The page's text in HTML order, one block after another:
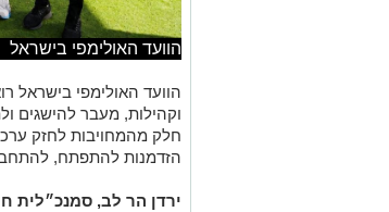
הוועד האולימפי בישראל
הוועד האולימפי בישראל
וקהילות, מעבר להישגים
חלק מהמחויבות לחזק
הזדמנות להתפתח,
ירדן הר לב, סמנכ״לית